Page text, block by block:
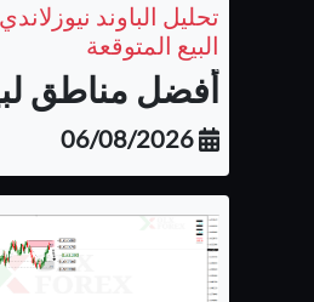
تحليل الباوند
البيع المتوقعة
أفضل مناطق
06/08/2026